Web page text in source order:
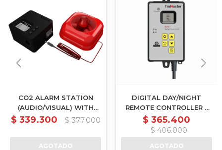
CO2 ALARM STATION
(AUDIO/VISUAL) WITH
CABLE SET - AS-1
$ 339.300 $ 377.000
AGOTADO
DIGITAL DAY/NIGHT
REMOTE CONTROLLER -
BETA-1
$ 365.400
$ 406.000
AGOTADO